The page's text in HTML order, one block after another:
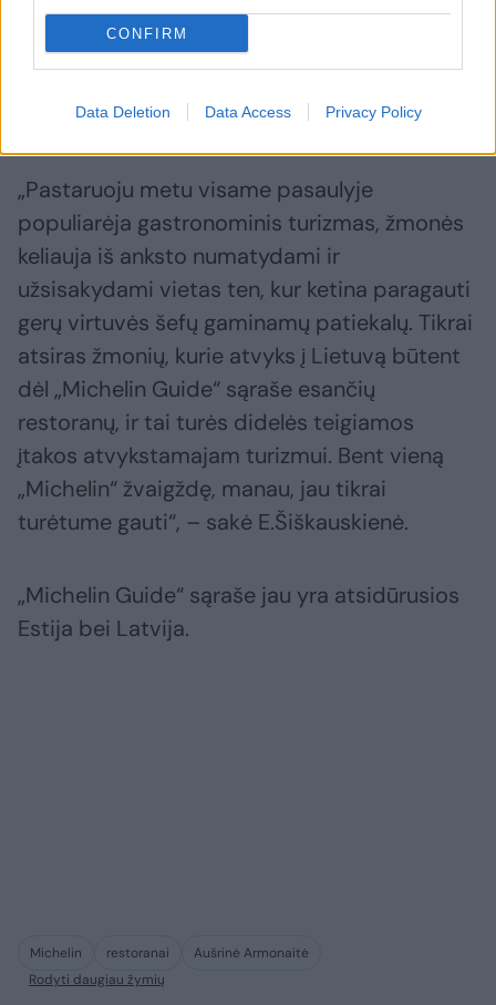
CONFIRM
Data Deletion Data Access Privacy Policy
patekusi į „Michelin Guide“ sąrašą Lietuva
atsidurs tarptautiniame geriausių restoranų
kokybę.
„Pastaruoju metu visame pasaulyje
populiarėja gastronominis turizmas, žmonės
keliauja iš anksto numatydami ir
užsisakydami vietas ten, kur ketina paragauti
gerų virtuvės šefų gaminamų patiekalų. Tikrai
atsiras žmonių, kurie atvyks į Lietuvą būtent
dėl „Michelin Guide“ sąraše esančių
restoranų, ir tai turės didelės teigiamos
įtakos atvykstamajam turizmui. Bent vieną
„Michelin“ žvaigždę, manau, jau tikrai
turėtume gauti“, – sakė E.Šiškauskienė.
„Michelin Guide“ sąraše jau yra atsidūrusios
Estija bei Latvija.
Michelin restoranai
Aušrinė Armonaitė
Rodyti daugiau žymių